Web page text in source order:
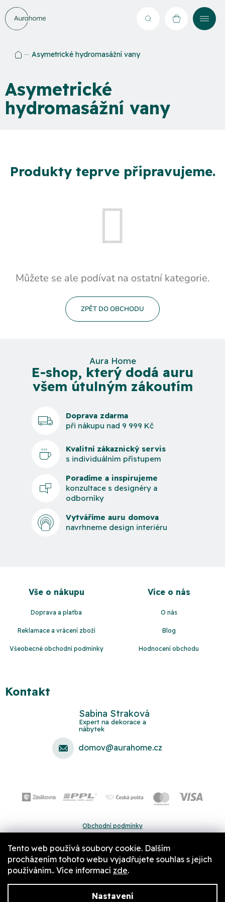
Tento web používá soubory cookie. Dalším
procházením tohoto webu vyjadřujete souhlas s jejich
používáním.. Více informací zde.
Nastavení
Přejít
na
obsah
Hledat NÁKUPNÍ
Asymetrické hydromasážní vany
Asymetrické
hydromasážní vany
Produkty teprve připravujeme.
Můžete se ale podívat na ostatní kategorie.
ZPĚT DO OBCHODU
Aura Home
E-shop, který dodá auru
všem útulným zákoutím
Doprava zdarma
při nákupu nad 9 999 Kč
Kvalitní zákaznický servis
s individuálním přístupem
Poradíme a inspirujeme
konzultace s designéry a
odborníky
Vytváříme auru domova
navrhneme design interiéru
Vše o nákupu
Doprava a platba
Reklamace a vrácení zboží
Všeobecné obchodní podmínky
Více o nás
O nás
Blog
Hodnocení obchodu
Kontakt
Sabina Straková
domov@aurahome.cz
Obchodní podmínky
Pravidla a nastavení cookies